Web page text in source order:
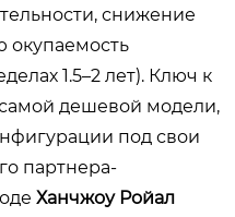
снижение
окупаемость
1.5–2 лет). Ключ к
дешевой модели,
под свои
партнера-
Ханчжоу Ройал